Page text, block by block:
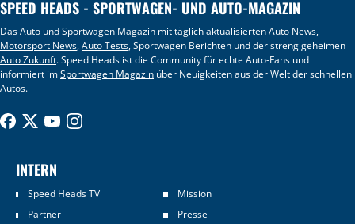
SPEED HEADS - SPORTWAGEN- UND AUTO-MAGAZIN
Das Auto und Sportwagen Magazin mit täglich aktualisiertenAuto News,
Motorsport News,Auto Tests, Sportwagen Berichten und der streng geheimen
Auto Zukunft. Speed Heads ist die Community für echte Auto-Fans und
informiert imSportwagen Magazin über Neuigkeiten aus der Welt der schnellen
Autos.
INTERN
Speed Heads TV
Mission
Partner
Presse